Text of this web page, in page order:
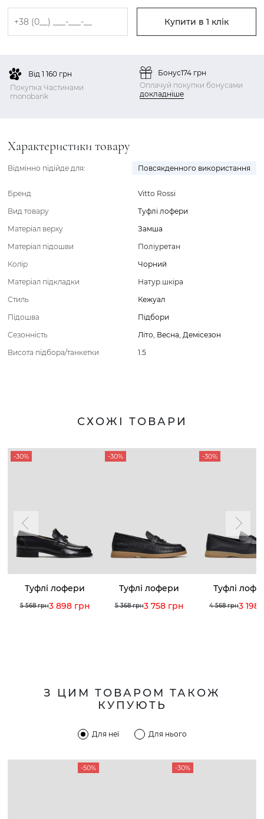
Купити в 1 клік
Від 1 160 грн
Покупка Частинами
monobank
Бонус174 грн
Оплачуй покупки бонусами
докладніше
Характеристики товару
Відмінно підійде для: Повсякденного використання
Бренд
Vitto Rossi
Вид товару
Туфлі лофери
Матеріал верху
Замша
Матеріал підошви
Поліуретан
Колір
Чорний
Матеріал підкладки
Натур.шкіра
Стиль
Кежуал
Підошва
Підбори
Сезонність
Літо, Весна, Демісезон
Висота підбора/танкетки
1.5
СХОЖІ ТОВАРИ
-30%
Туфлі лофери
5 568 грн3 898 грн
-30%
Туфлі лофери
5 368 грн3 758 грн
-30%
Туфлі
4 568 грн3 198
З ЦИМ ТОВАРОМ ТАКОЖ
КУПУЮТЬ
Для неї Для нього
-50% -30%